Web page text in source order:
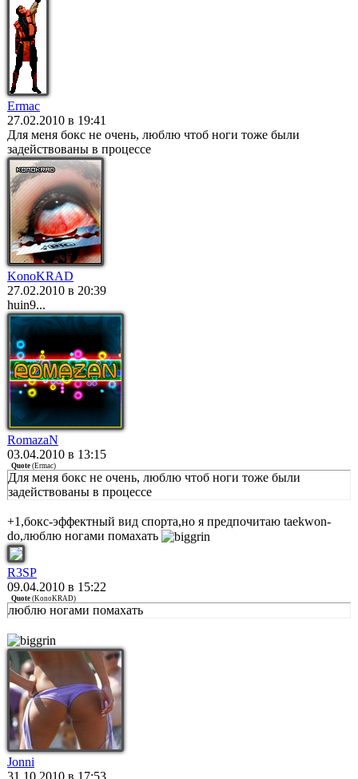
Ermac
27.02.2010 в 19:41
Для меня бокс не очень, люблю чтоб ноги тоже были
задействованы в процессе
KonoKRAD
27.02.2010 в 20:39
huin9...
RomazaN
03.04.2010 в 13:15
Quote (Ermac)
Для меня бокс не очень, люблю чтоб ноги тоже были
задействованы в процессе
+1,бокс-эффектный вид спорта,но я предпочитаю taekwon-
do,люблю ногами помахать
R3SP
09.04.2010 в 15:22
Quote (KonoKRAD)
люблю ногами помахать
Jonni
31.10.2010 в 17:53